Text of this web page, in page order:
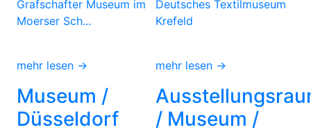
Grafschafter Museum im
Moerser Sch...
mehr lesen →
Deutsches Textilmuseum
Krefeld
mehr lesen →
Museum /
Düsseldorf
/ Museum /